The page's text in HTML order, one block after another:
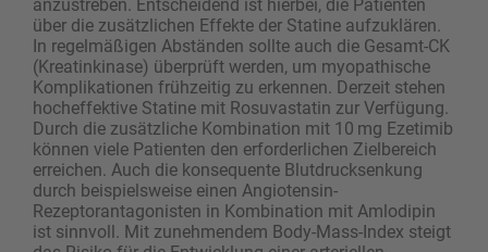
anzustreben. Entscheidend ist hierbei, die Patienten
über die zusätzlichen Effekte der Statine aufzuklären.
In regelmäßigen Abständen sollte auch die Gesamt-CK
(Kreatinkinase) überprüft werden, um myopathische
Komplikationen frühzeitig zu erkennen. Derzeit stehen
hocheffektive Statine mit Rosuvastatin zur Verfügung.
Durch die zusätzliche Kombination mit 10 mg Ezetimib
können viele Patienten den erforderlichen Zielbereich
erreichen. Auch die konsequente Blutdrucksenkung
durch beispielsweise einen Angiotensin-
Rezeptorantagonisten in Kombination mit Amlodipin
ist sinnvoll. Mit zunehmendem Body-Mass-Index steigt